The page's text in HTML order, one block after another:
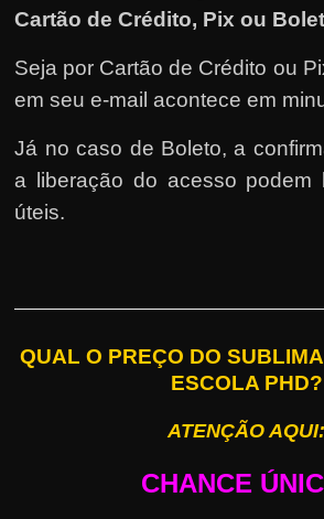
Cartão de Crédito, Pix ou
Seja por Cartão de Crédito ou
em seu e-mail acontece em
Já no caso de Boleto, a
a liberação do acesso podem
úteis.
QUAL O PREÇO DO
ESCOLA PHD?
ATENÇÃO AQUI:
CHANCE